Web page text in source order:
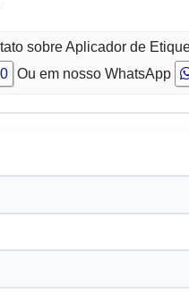
sobre Aplicador de
Ou em nosso WhatsApp